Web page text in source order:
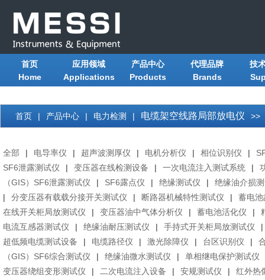
首页
Home
应用领域
Applications
产品中心
Products
代理品牌
Brands
技
首页 | 产品中心 | 电力检测 | 电缆架空线路局部放电仪 >>
全部 | 电导率仪 | 超声波测厚仪 | 电机分析仪 | 相位识别仪 |
SF6泄露测试仪
| 变压器在线检测设备 | 一次电流注入测试系统 |
（GIS）SF6泄露测试仪
| SF6露点仪 | 绝缘测试仪 |
绝缘油介损
|
分变压器有载载分接开关测试仪 | 断路器机械特性测试仪 |
蓄电
在线开关柜局放测试仪
| 变压器油中气体分析仪 | 蓄电池活化仪 |
电流互感器测试仪
| 绝缘油耐压测试仪 | 手持式开关柜局放测试仪
|
超低频电缆测试设备
| 电缆路径仪 | 激光除障仪 | 台区识别仪 |
（GIS）SF6综合测试仪
| 绝缘油微水测试仪 |
单相继电保护测试仪
变压器绕组变形测试仪
| 二次电流注入设备 | 安规测试仪 |
红外热